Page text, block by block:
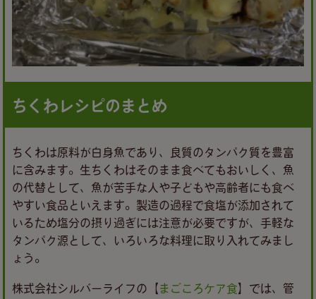
ちくわレシピのまとめ
ちくわは原料が白身魚であり、良質のタンパク質を豊富
に含みます。生ちくわはそのまま食べてもおいしく、魚
の代替として、魚が苦手な人や子どもや高齢者にも食べ
やすい食品といえます。製造の過程で食塩が添加されて
いるため塩分の摂り過ぎには注意が必要ですが、手軽な
タンパク源として、いろいろな料理に取り入れてみまし
ょう。
株式会社シルバーライフの【まごころケア食】では、管